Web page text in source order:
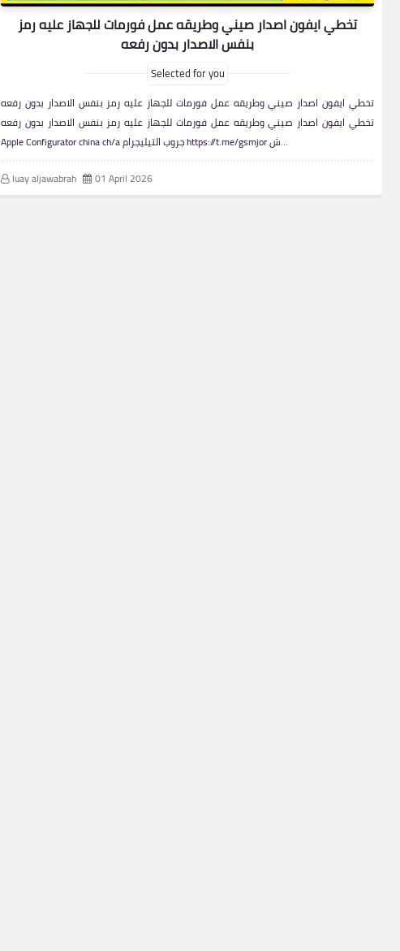
تخطي ايفون اصدار صيني وطريقه عمل فورمات للجهاز عليه رمز
بنفس الاصدار بدون رفعه
Selected for you
تخطي ايفون اصدار صيني وطريقه عمل فورمات للجهاز عليه رمز بنفس الاصدار بدون رفعه
تخطي ايفون اصدار صيني وطريقه عمل فورمات للجهاز عليه رمز بنفس الاصدار بدون رفعه
Apple Configurator china ch/a جروب التيليجرام https://t.me/gsmjor ش…
luay aljawabrah
01 April 2026